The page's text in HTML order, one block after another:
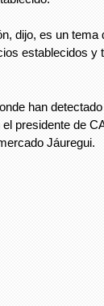
dijo, es un tema
establecidos y
han
presidente de
Jáuregui.